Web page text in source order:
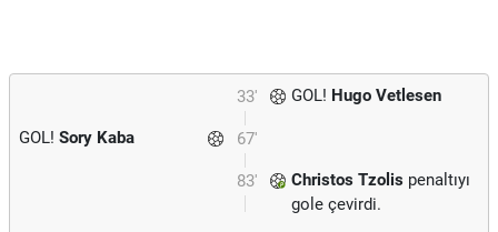
33' GOL! Hugo Vetlesen
67'
GOL! Sory Kaba
83' Christos Tzolis penaltıyı
gole çevirdi.